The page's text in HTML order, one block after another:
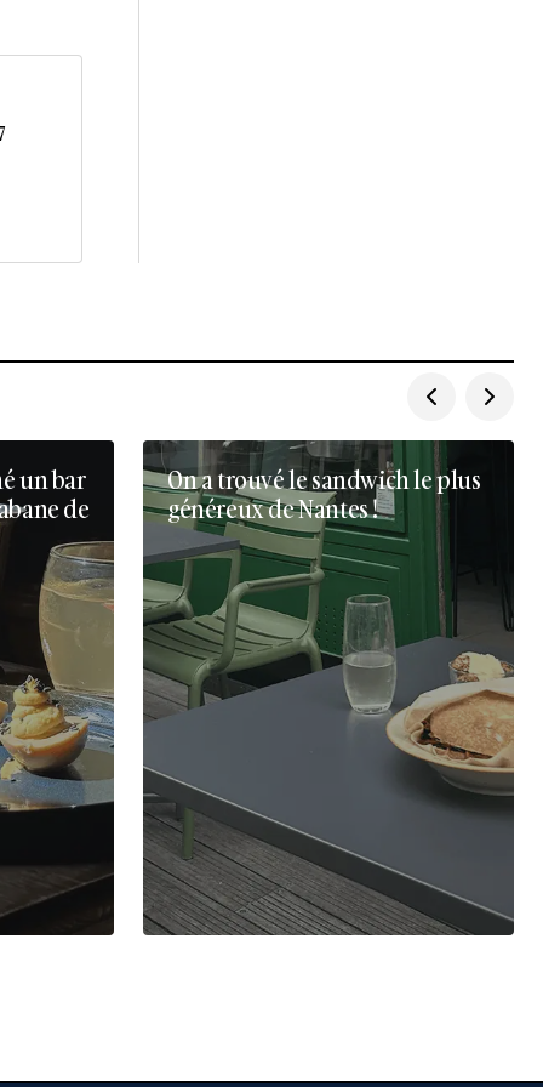
un bar
de
On a trouvé le sandwich le plus
généreux de Nantes !